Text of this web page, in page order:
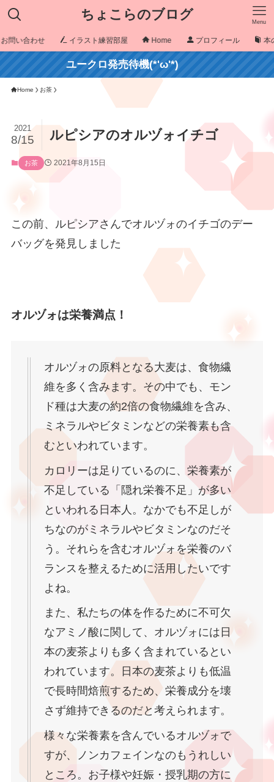
ちょこらのブログ Menu
問い合わせ イラスト練習部屋 Home プロフィール 本
ユークロ発売待機(*'ω'*)
Home お茶
ルピシアのオルヅォイチゴ
2021
8/15
お茶 2021年8月15日
この前、ルピシアさんでオルヅォのイチゴのデー
バッグを発見しました
オルヅォは栄養満点！
オルヅォの原料となる大麦は、食物繊
維を多く含みます。その中でも、モン
ド種は大麦の約2倍の食物繊維を含み、
ミネラルやビタミンなどの栄養素も含
むといわれています。
カロリーは足りているのに、栄養素が
不足している「隠れ栄養不足」が多い
といわれる日本人。なかでも不足しが
ちなのがミネラルやビタミンなのだそ
う。それらを含むオルヅォを栄養のバ
ランスを整えるために活用したいです
よね。
また、私たちの体を作るために不可欠
なアミノ酸に関して、オルヅォには日
本の麦茶よりも多く含まれているとい
われています。日本の麦茶よりも低温
で長時間焙煎するため、栄養成分を壊
さず維持できるのだと考えられます。
様々な栄養素を含んでいるオルヅォで
すが、ノンカフェインなのもうれしい
ところ。お子様や妊娠・授乳期の方に